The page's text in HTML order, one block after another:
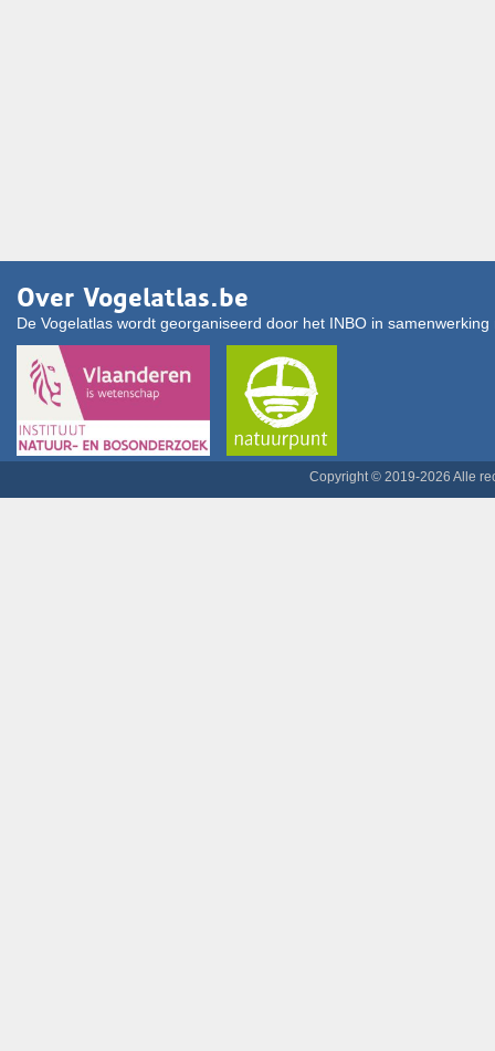
Over Vogelatlas.be
De Vogelatlas wordt georganiseerd door het INBO in
Copyright © 2019-2026 Alle